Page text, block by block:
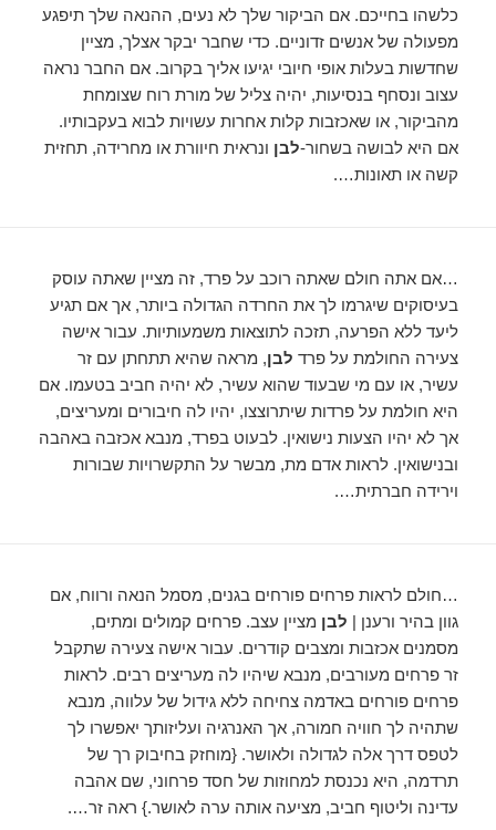
כלשהו בחייכם. אם הביקור שלך לא נעים, ההנאה שלך תיפגע
מפעולה של אנשים זדוניים. כדי שחבר יבקר אצלך, מציין
שחדשות בעלות אופי חיובי יגיעו אליך בקרוב. אם החבר נראה
עצוב ונסחף בנסיעות, יהיה צליל של מורת רוח שצומחת
מהביקור, או שאכזבות קלות אחרות עשויות לבוא בעקבותיו.
אם היא לבושה בשחור-לבן ונראית חיוורת או מחרידה, תחזית
קשה או תאונות….
…אם אתה חולם שאתה רוכב על פרד, זה מציין שאתה עוסק
בעיסוקים שיגרמו לך את החרדה הגדולה ביותר, אך אם תגיע
ליעד ללא הפרעה, תזכה לתוצאות משמעותיות. עבור אישה
צעירה החולמת על פרד לבן, מראה שהיא תתחתן עם זר
עשיר, או עם מי שבעוד שהוא עשיר, לא יהיה חביב בטעמו. אם
היא חולמת על פרדות שיתרוצצו, יהיו לה חיבורים ומעריצים,
אך לא יהיו הצעות נישואין. לבעוט בפרד, מנבא אכזבה באהבה
ובנישואין. לראות אדם מת, מבשר על התקשרויות שבורות
וירידה חברתית….
…חולם לראות פרחים פורחים בגנים, מסמל הנאה ורווח, אם
גוון בהיר ורענן | לבן מציין עצב. פרחים קמולים ומתים,
מסמנים אכזבות ומצבים קודרים. עבור אישה צעירה שתקבל
זר פרחים מעורבים, מנבא שיהיו לה מעריצים רבים. לראות
פרחים פורחים באדמה צחיחה ללא גידול של עלווה, מנבא
שתהיה לך חוויה חמורה, אך האנרגיה ועליזותך יאפשרו לך
לטפס דרך אלה לגדולה ולאושר. {מוחזק בחיבוק רך של
תרדמה, היא נכנסת למחוזות של חסד פרחוני, שם אהבה
עדינה וליטוף חביב, מציעה אותה ערה לאושר.} ראה זר….